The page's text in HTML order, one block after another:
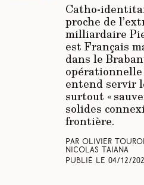
Catho-
proche de
milliardaire
est Français
dans le
entend servir
surtout «
solides
frontière.
Par Olivier
Nicolas Taiana
Publié le 04/12/